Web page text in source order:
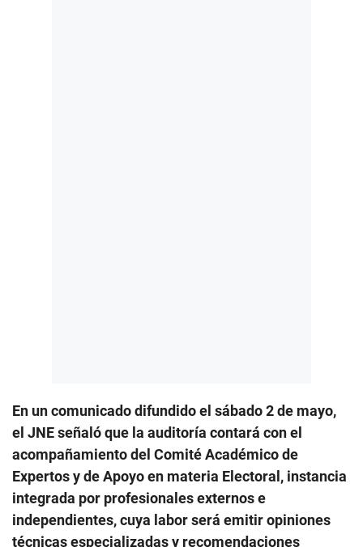
En un comunicado difundido el sábado 2 de mayo,
el JNE señaló que la auditoría contará con el
acompañamiento del Comité Académico de
Expertos y de Apoyo en materia Electoral, instancia
integrada por profesionales externos e
independientes, cuya labor será emitir opiniones
técnicas especializadas y recomendaciones